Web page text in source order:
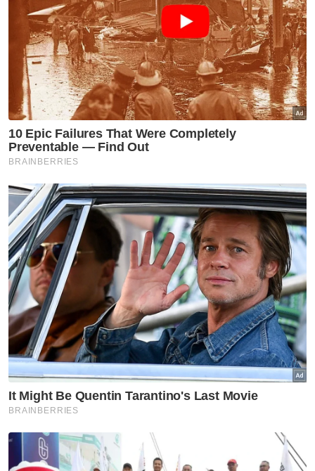
Nasional
Transformasi Tabung Haji
berjaya, syor RCI dilaksana